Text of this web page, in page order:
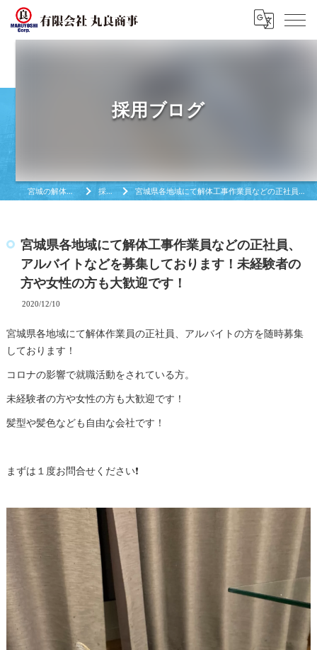
採用ブログ
宮城の解体工事は有限会社丸良商亊 採用ブログ 宮城県各地域にて解体工事作業員などの正社員、アルバイトなどを募集しております！未経験者の方や女性の方も大歓迎です！
宮城県各地域にて解体工事作業員などの正社員、
アルバイトなどを募集しております！未経験者の
方や女性の方も大歓迎です！
2020/12/10
宮城県各地域にて解体作業員の正社員、アルバイトの方を随時募集
しております！
コロナの影響で就職活動をされている方。
未経験者の方や女性の方も大歓迎です！
髪型や髪色なども自由な会社です！
まずは１度お問合せください❗️